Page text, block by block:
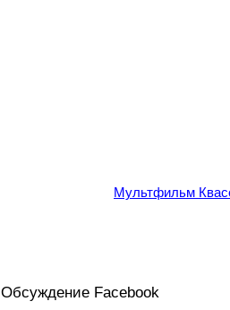
Мультфильм
Обсуждение Facebook